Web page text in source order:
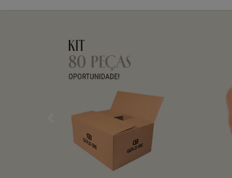
Previous